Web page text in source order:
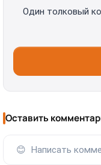
Один толковый
Оставить
😊 Написать